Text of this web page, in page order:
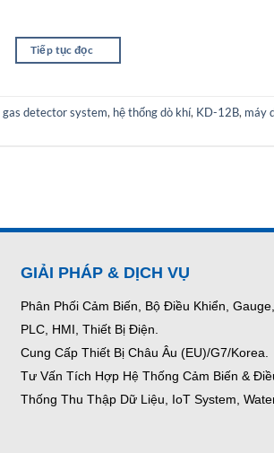
Tiếp tục đọc
gas detector system, hệ thống dò khí, KD-12B, máy
GIẢI PHÁP & DỊCH VỤ
Phân Phối Cảm Biến, Bộ Điều Khiển, Gauge,
PLC, HMI, Thiết Bị Điện.
Cung Cấp Thiết Bị Châu Âu (EU)/G7/Korea.
Tư Vấn Tích Hợp Hệ Thống Cảm Biến &
Thống Thu Thập Dữ Liệu, IoT System,